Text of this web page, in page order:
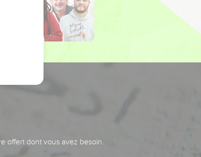
offert dont vous avez besoin.